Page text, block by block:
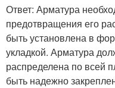
Ответ: Арматура
предотвращения его
быть установлена в
укладкой. Арматура
распределена по всей
быть надежно